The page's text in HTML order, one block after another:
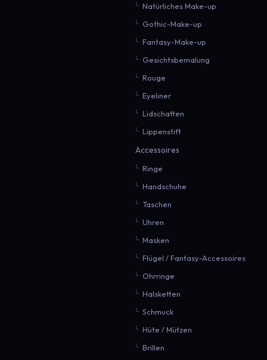
Natürliches Make-up
Gothic-Make-up
Fantasy-Make-up
Gesichtsbemalung
Rouge
Eyeliner
Lidschatten
Lippenstift
Accessoires
Ringe
Handschuhe
Taschen
Uhren
Masken
Flügel / Fantasy-Accessoires
Ohrringe
Halsketten
Schmuck
Hüte / Mützen
Brillen